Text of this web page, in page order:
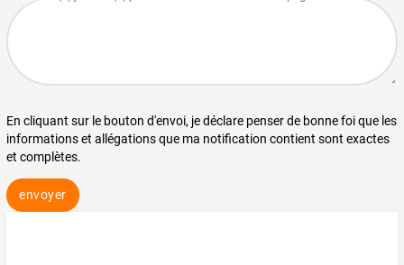
En cliquant sur le bouton d'envoi, je déclare penser de bonne foi que les
informations et allégations que ma notification contient sont exactes
et complètes.
envoyer